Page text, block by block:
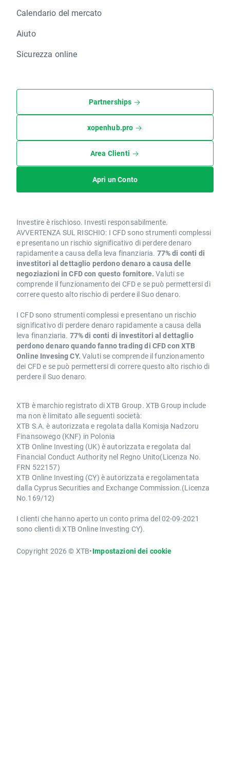
Calendario del mercato
Aiuto
Sicurezza online
Partnerships
xopenhub.pro
Area Clienti
Apri un Conto
Investire è rischioso. Investi responsabilmente.
AVVERTENZA SUL RISCHIO: I CFD sono strumenti complessi
e presentano un rischio significativo di perdere denaro
rapidamente a causa della leva finanziaria. 77% di conti di
investitori al dettaglio perdono denaro a causa delle
negoziazioni in CFD con questo fornitore. Valuti se
comprende il funzionamento dei CFD e se può permettersi di
correre questo alto rischio di perdere il Suo denaro.
I CFD sono strumenti complessi e presentano un rischio
significativo di perdere denaro rapidamente a causa della
leva finanziaria. 77% di conti di investitori al dettaglio
perdono denaro quando fanno trading di CFD con XTB
Online Invesing CY. Valuti se comprende il funzionamento
dei CFD e se può permettersi di correre questo alto rischio di
perdere il Suo denaro.
XTB è marchio registrato di XTB Group. XTB Group include
ma non è limitato alle seguenti società:
XTB S.A. è autorizzata e regolata dalla Komisja Nadzoru
Finansowego (KNF) in Polonia
XTB Online Investing (UK) è autorizzata e regolata dal
Financial Conduct Authority nel Regno Unito(Licenza No.
FRN 522157)
XTB Online Investing (CY) è autorizzata e regolamentata
dalla Cyprus Securities and Exchange Commission.(Licenza
No.169/12)
I clienti che hanno aperto un conto prima del 02-09-2021
sono clienti di XTB Online Investing CY).
Copyright 2026 © XTB•Impostazioni dei cookie